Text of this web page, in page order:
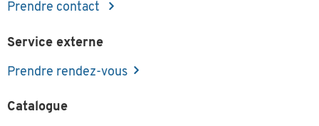
Prendre contact
Service externe
Prendre rendez-vous
Catalogue